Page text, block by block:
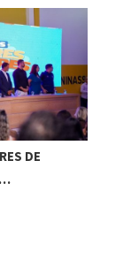
STF PARA…